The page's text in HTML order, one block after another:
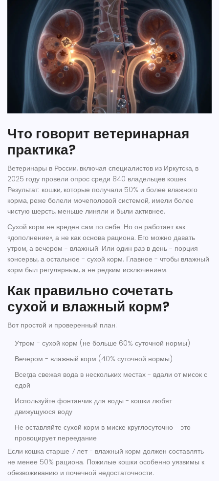
Что говорит ветеринарная
практика?
Ветеринары в России, включая специалистов из Иркутска, в
2025 году провели опрос среди 840 владельцев кошек.
Результат: кошки, которые получали 50% и более влажного
корма, реже болели мочеполовой системой, имели более
чистую шерсть, меньше линяли и были активнее.
Сухой корм не вреден сам по себе. Но он работает как
«дополнение», а не как основа рациона. Его можно давать
утром, а вечером - влажный. Или один раз в день - порция
консервы, а остальное - сухой корм. Главное - чтобы влажный
корм был регулярным, а не редким исключением.
Как правильно сочетать
сухой и влажный корм?
Вот простой и проверенный план:
Утром - сухой корм (не больше 60% суточной нормы)
Вечером - влажный корм (40% суточной нормы)
Всегда свежая вода в нескольких местах - вдали от мисок с
едой
Используйте фонтанчик для воды - кошки любят
движущуюся воду
Не оставляйте сухой корм в миске круглосуточно - это
провоцирует переедание
Если кошка старше 7 лет - влажный корм должен составлять
не менее 50% рациона. Пожилые кошки особенно уязвимы к
обезвоживанию и почечной недостаточности.